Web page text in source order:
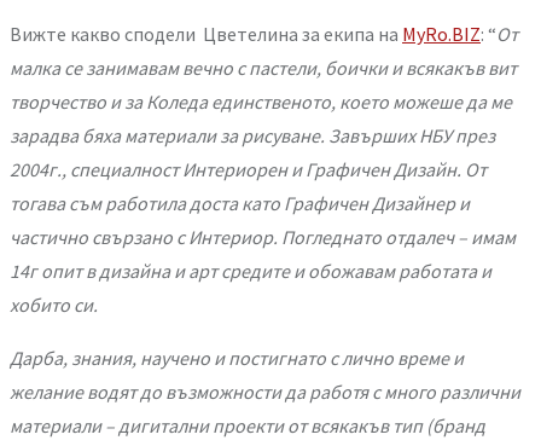
Вижте какво сподели Цветелина за екипа на MyRo.BIZ: “От
малка се занимавам вечно с пастели, боички и всякакъв вит
творчество и за Коледа единственото, което можеше да ме
зарадва бяха материали за рисуване. Завърших НБУ през
2004г., специалност Интериорен и Графичен Дизайн. От
тогава съм работила доста като Графичен Дизайнер и
частично свързано с Интериор. Погледнато отдалеч – имам
14г опит в дизайна и арт средите и обожавам работата и
хобито си.
Дарба, знания, научено и постигнато с лично време и
желание водят до възможности да работя с много различни
материали – дигитални проекти от всякакъв тип (бранд